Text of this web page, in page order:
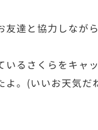
達と協力しなが
るさくらをキャ
。(いいお天気